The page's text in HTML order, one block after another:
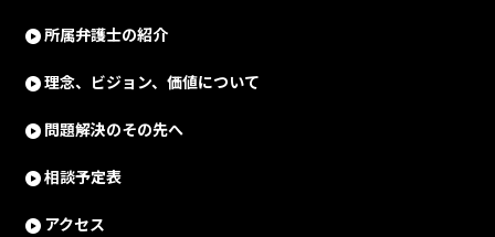
所属弁護士の紹介
理念、ビジョン、価値について
問題解決のその先へ
相談予定表
アクセス